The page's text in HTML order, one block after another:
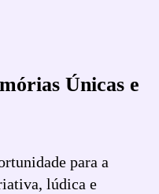
Únicas e
para a
lúdica e